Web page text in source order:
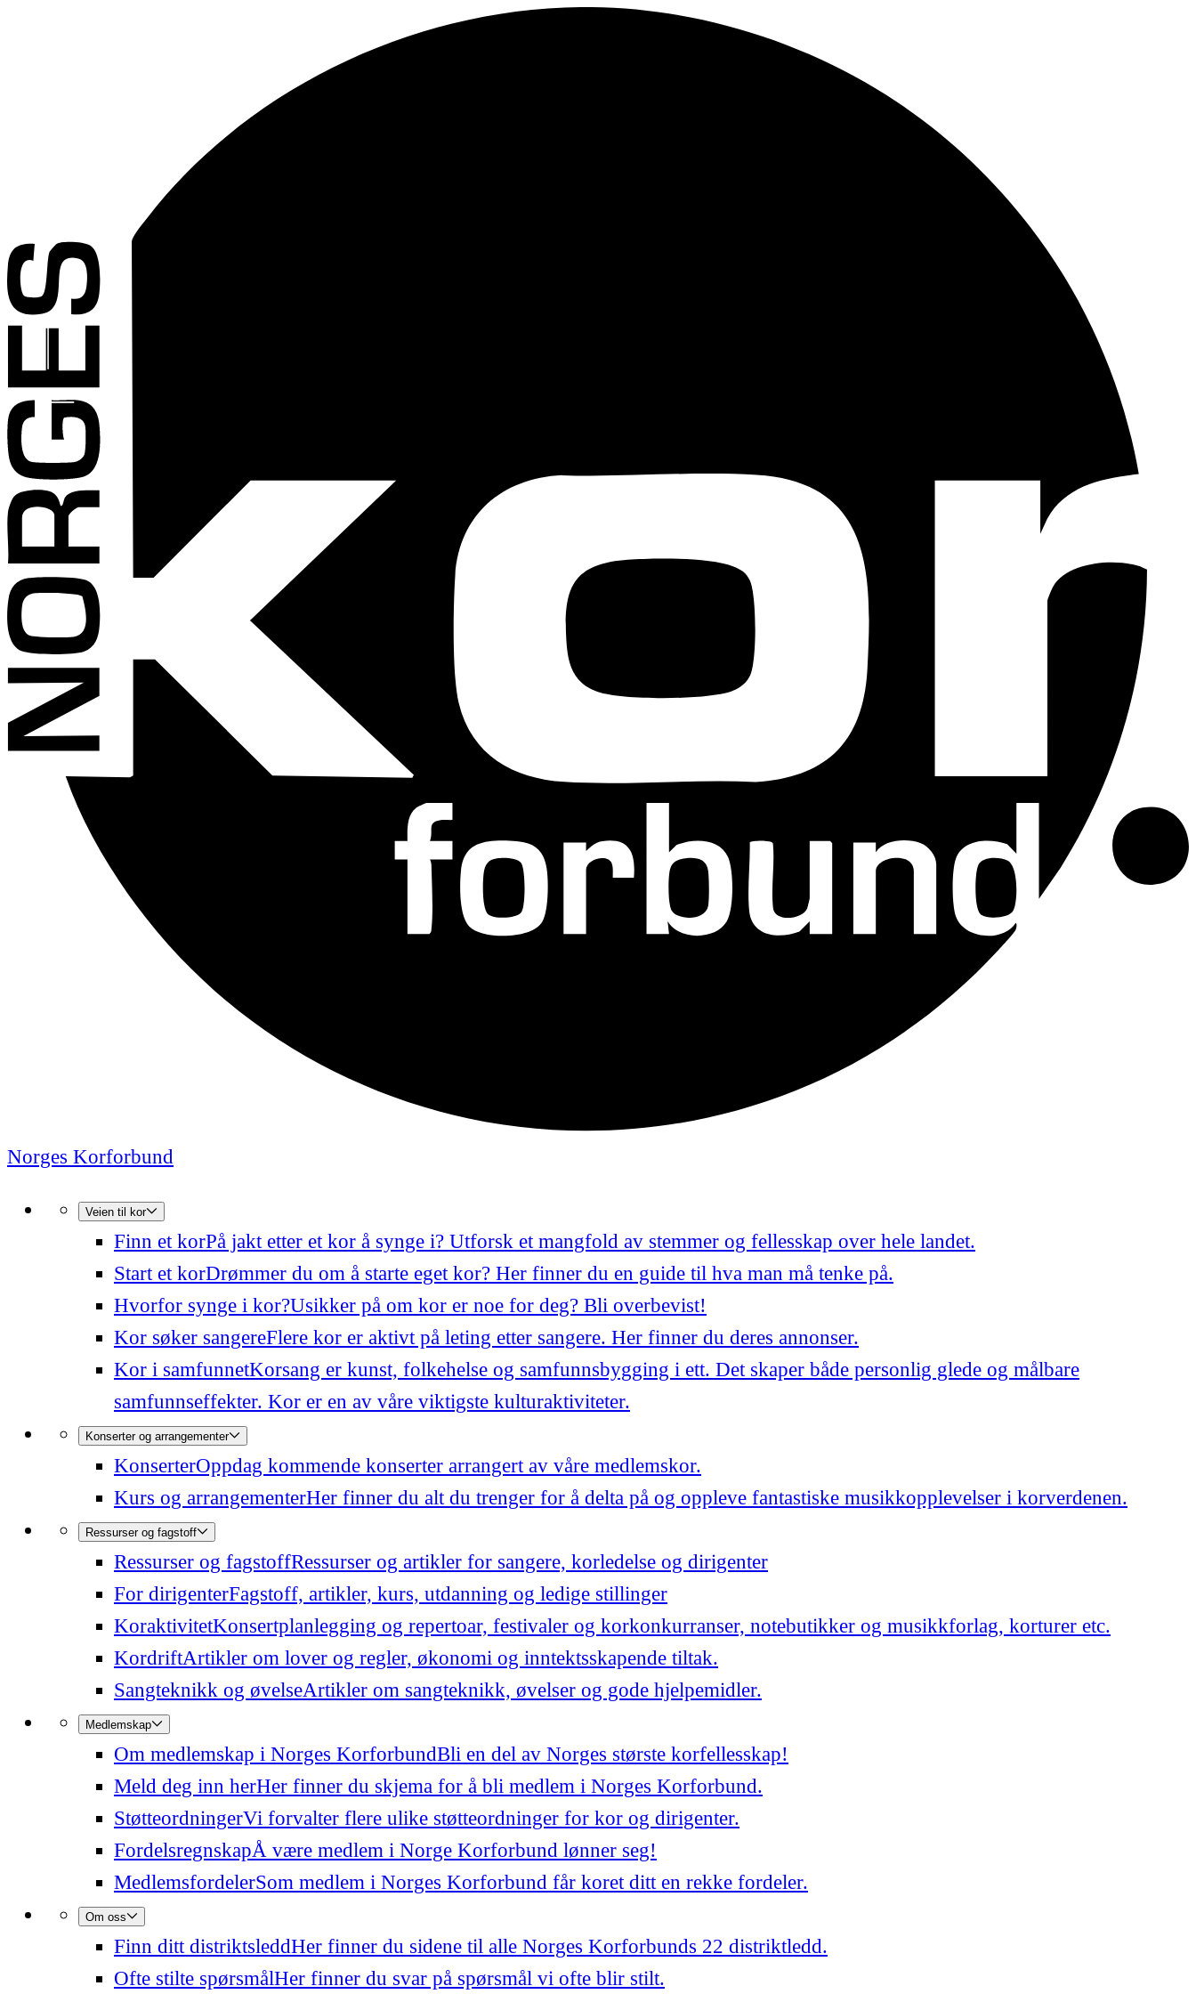
Norges Korforbund
Veien til kor
Finn et korPå jakt etter et kor å synge i? Utforsk et mangfold av stemmer og fellesskap over hele landet.
Start et korDrømmer du om å starte eget kor? Her finner du en guide til hva man må tenke på.
Hvorfor synge i kor?Usikker på om kor er noe for deg? Bli overbevist!
Kor søker sangereFlere kor er aktivt på leting etter sangere. Her finner du deres annonser.
Kor i samfunnetKorsang er kunst, folkehelse og samfunnsbygging i ett. Det skaper både personlig glede og målbare
samfunnseffekter. Kor er en av våre viktigste kulturaktiviteter.
Konserter og arrangementer
KonserterOppdag kommende konserter arrangert av våre medlemskor.
Kurs og arrangementerHer finner du alt du trenger for å delta på og oppleve fantastiske musikkopplevelser i korverdenen.
Ressurser og fagstoff
Ressurser og fagstoffRessurser og artikler for sangere, korledelse og dirigenter
For dirigenterFagstoff, artikler, kurs, utdanning og ledige stillinger
KoraktivitetKonsertplanlegging og repertoar, festivaler og korkonkurranser, notebutikker og musikkforlag, korturer etc.
KordriftArtikler om lover og regler, økonomi og inntektsskapende tiltak.
Sangteknikk og øvelseArtikler om sangteknikk, øvelser og gode hjelpemidler.
Medlemskap
Om medlemskap i Norges KorforbundBli en del av Norges største korfellesskap!
Meld deg inn herHer finner du skjema for å bli medlem i Norges Korforbund.
StøtteordningerVi forvalter flere ulike støtteordninger for kor og dirigenter.
FordelsregnskapÅ være medlem i Norge Korforbund lønner seg!
MedlemsfordelerSom medlem i Norges Korforbund får koret ditt en rekke fordeler.
Om oss
Finn ditt distriktsleddHer finner du sidene til alle Norges Korforbunds 22 distriktledd.
Ofte stilte spørsmålHer finner du svar på spørsmål vi ofte blir stilt.